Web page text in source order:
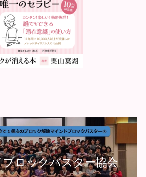
ロックバスター協会